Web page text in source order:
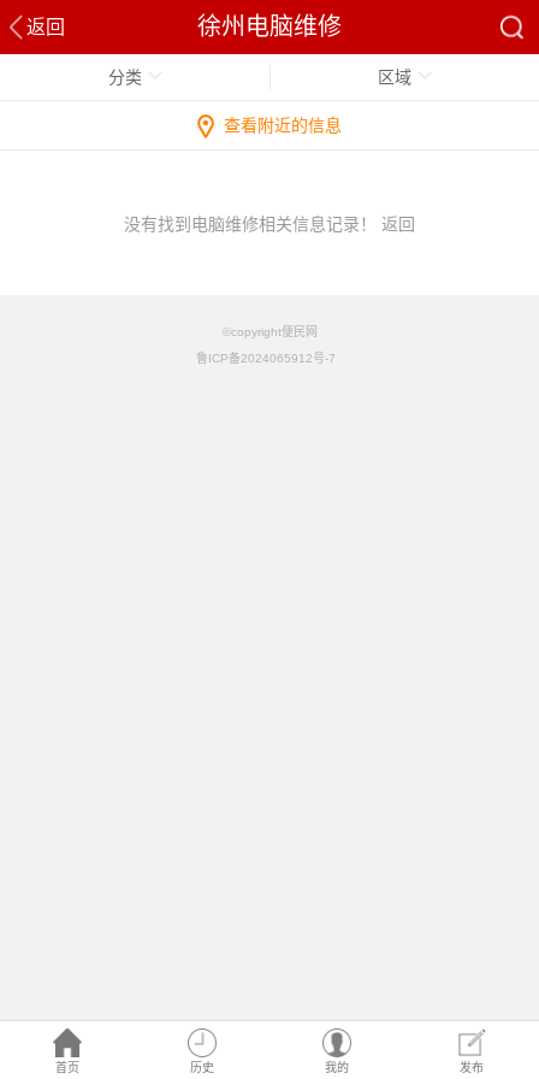
返回 徐州电脑维修
首页 历史 我的 发布
分类 区域
查看附近的信息
没有找到电脑维修相关信息记录！ 返回
©copyright便民网
鲁ICP备2024065912号-7